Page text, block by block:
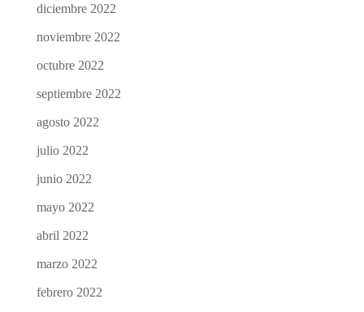
diciembre 2022
noviembre 2022
octubre 2022
septiembre 2022
agosto 2022
julio 2022
junio 2022
mayo 2022
abril 2022
marzo 2022
febrero 2022